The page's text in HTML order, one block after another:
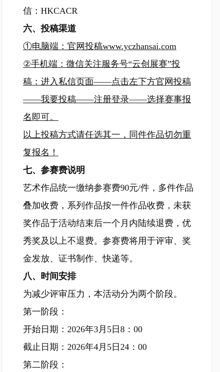
信：HKCACR
六、投稿渠道
①电脑端：官网投稿www.yczhansai.com
②手机端：微信关注服务号“云创展赛”投
稿：进入私信页面——点击左下方官网投稿
——我要投稿——注册登录——选择赛事报
名即可。
以上投稿方式请任选其一，同件作品切勿重
复报名！
七、参赛费说明
艺术作品统一缴纳参赛费90元/件，多件作品
叠加收费，系列作品按一件作品收费，未获
奖作品于活动结束后一个月内陆续退费，优
秀奖及以上不退费。参赛费将用于评审、奖
金发放、证书制作、快递等。
八、时间安排
为减少评审压力，本活动分为两个阶段。
第一阶段：
开始日期：2026年3月5日8：00
截止日期：2026年4月5日24：00
第二阶段：